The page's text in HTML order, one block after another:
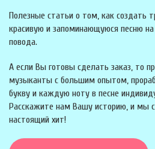
Полезные статьи о том, как создать
красивую и запоминающуюся песню
повода.
А если Вы готовы сделать заказ, то
музыканты с большим опытом,
букву и каждую ноту в песне
Расскажите нам Вашу историю, и мы
настоящий хит!